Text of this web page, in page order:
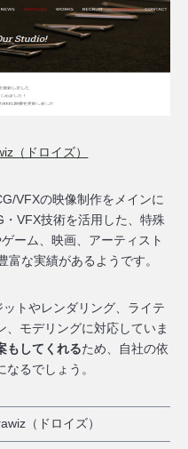
（ドロイズ）
VFXの映像制作をメインに
・VFX技術を活用した、特殊
ーム、映画、アーティスト
な実績があるようです。
トやレンダリング、ライテ
、モデリングに対応していま
もしてくれるため、自社の依
るでしょう。
（ドロイズ）